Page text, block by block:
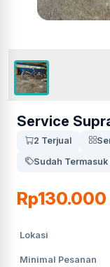
Service
2 Terjual
Sudah Termasuk
Rp130.000
Lokasi
Minimal Pesanan